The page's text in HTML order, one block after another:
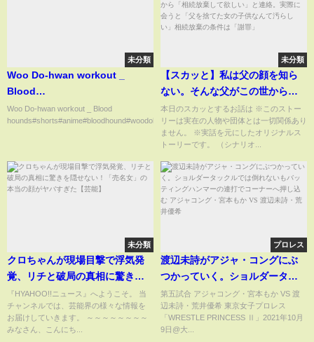
未分類
Woo Do-hwan workout _
Blood
Woo Do-hwan workout _ Blood
hounds#shorts#anime#bloodhound#woodohwan#b...
未分類
【スカッと】私は父の顔を知ら
ない。そんな父がこの世から旅
立ったらしい。異母兄妹から
「相続放棄して欲しい」と連
絡。実際に会うと「父を捨てた
放棄の条件は「謝罪」
本日のスカッとするお話は ※このストー
リーは実在の人物や団体とは一切関係あり
ません。 ※実話を元にしたオリジナルス
トーリーです。 （シナリオ...
未分類
クロちゃんが現場目撃で浮気発
覚、リチと破局の真相に驚きを
隠せない！「売名女」の本当の
顔がヤバすぎた【芸能】
『HYAHOO!!ニュース』へようこそ。 当
チャンネルでは、芸能界の様々な情報を
お届けしていきます。 ～～～～～～～～
みなさん、こんにち...
プロレス
渡辺未詩がアジャ・コングにぶ
つかっていく。ショルダータッ
クルでは倒れないもバッティン
グハンマーの連打でコーナーへ
押し込む アジャコング・宮本も
第五試合 アジャコング・宮本もか VS 渡
辺未詩・荒井優希 東京女子プロレス
「WRESTLE PRINCESS Ⅱ」2021年10月
9日@大...